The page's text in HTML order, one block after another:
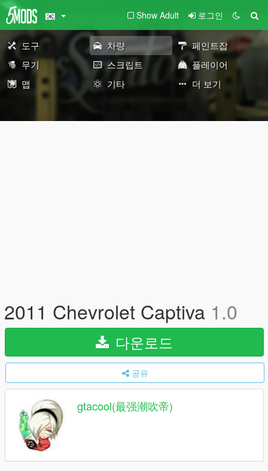
Show Adult 로그인
도구 차량
페인트잡
무기
스크립트
플레이어
맵
기타 더 보기
2011 Chevrolet Captiva 1.0
다운로드
공유
gtacool(最强潮吹帝)